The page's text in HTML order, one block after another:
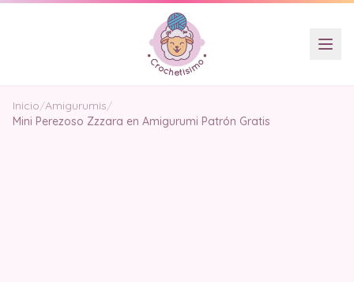
Inicio/Amigurumis/
Mini Perezoso Zzzara en Amigurumi Patrón Gratis